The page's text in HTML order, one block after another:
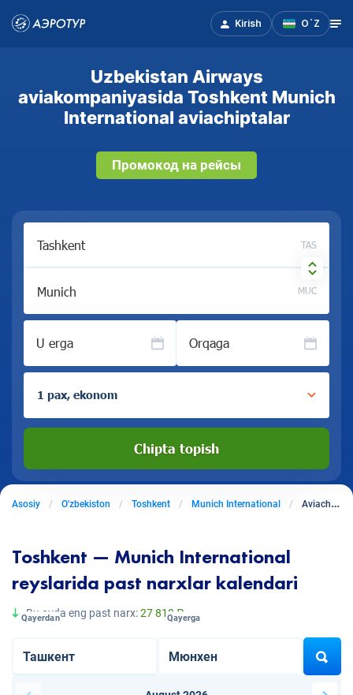
Kirish O`Z
Uzbekistan Airways
aviakompaniyasida Toshkent Munich
International aviachiptalar
Промокод на рейсы
TAS
MUC
U erga Orqaga
1 pax, ekonom
Chipta topish
Asosiy O'zbekiston Toshkent Munich International Aviachiptalar Toshkentdan Munich International ga
Toshkent — Munich International
reyslarida past narxlar kalendari
Bu oyda eng past narx:27 810 ₽
Qayerdan Qayerga